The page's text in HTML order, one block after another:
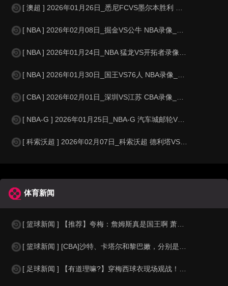
[ 澳超 ] 2026年01月26日_悉尼FCVS墨尔本胜利 澳超录像_全
[ NBA ] 2026年02月08日_掘金VS公牛 NBA录像_全场录像【
[ NBA ] 2026年01月24日_NBA 猛龙VS开拓者录像_全场录像
[ NBA ] 2026年01月30日_国王VS76人 NBA录像_全场录像
[ CBA ] 2026年02月01日_深圳VS江苏 CBA录像_高清录像【
[ NBA-G ] 2026年01月25日_NBA-G 汽车城邮轮VS特拉华蓝衫
[ 科索沃超 ] 2026年02月07日_科索沃超 德利塔VS乌罗舍瓦茨录像_
体育新闻
[ 篮球新闻 ] 【推荐】夸梅：詹姆斯真是国王啊 萧华都得听他的 新赛季日程安
[ 篮球新闻 ] [CBA]沙特、卡塔尔和黎巴嫩，分别是什么水平？
[ 足球新闻 ] 【有道理嘛?】穿梅西球衣现场观战！马思纯晒照：终究是人生，不